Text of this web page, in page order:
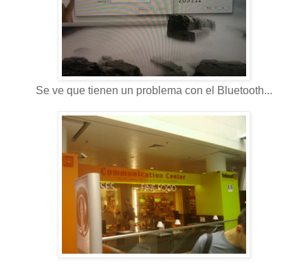
Se ve que tienen un problema con el Bluetooth...